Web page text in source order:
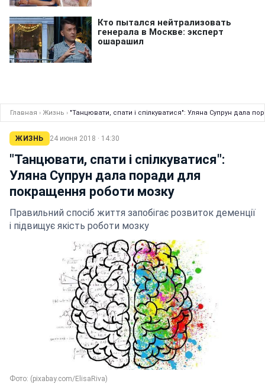
Главная › Жизнь › "Танцювати, спати і спілкуватися": Уляна Супрун дала
ЖИЗНЬ 24 июня 2018 · 14:30
"Танцювати, спати і спілкуватися":
Уляна Супрун дала поради для
покращення роботи мозку
Правильний спосіб життя запобігає розвиток деменції
і підвищує якість роботи мозку
Фото: (pixabay.com/ElisaRiva)